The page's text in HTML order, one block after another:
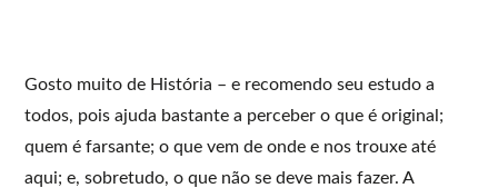
Gosto muito de História – e recomendo seu estudo a
todos, pois ajuda bastante a perceber o que é original;
quem é farsante; o que vem de onde e nos trouxe até
aqui; e, sobretudo, o que não se deve mais fazer. A